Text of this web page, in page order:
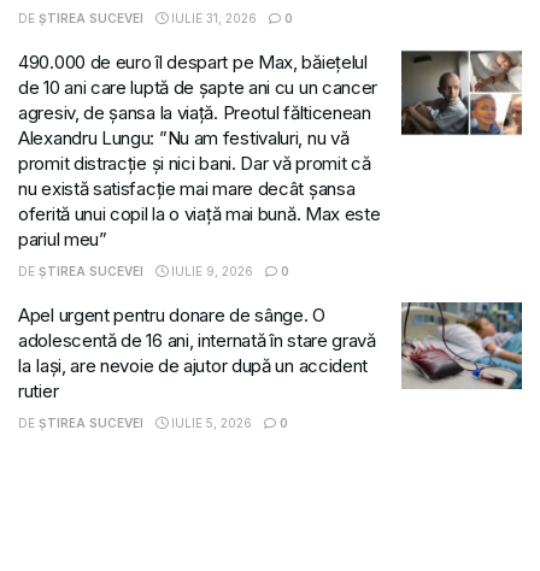
DE ȘTIREA SUCEVEI IULIE 31, 2026 0
490.000 de euro îl despart pe Max, băiețelul
de 10 ani care luptă de șapte ani cu un cancer
agresiv, de șansa la viață. Preotul fălticenean
Alexandru Lungu: ”Nu am festivaluri, nu vă
promit distracție și nici bani. Dar vă promit că
nu există satisfacție mai mare decât șansa
oferită unui copil la o viață mai bună. Max este
pariul meu”
DE ȘTIREA SUCEVEI IULIE 9, 2026 0
Apel urgent pentru donare de sânge. O
adolescentă de 16 ani, internată în stare gravă
la Iași, are nevoie de ajutor după un accident
rutier
DE ȘTIREA SUCEVEI IULIE 5, 2026 0